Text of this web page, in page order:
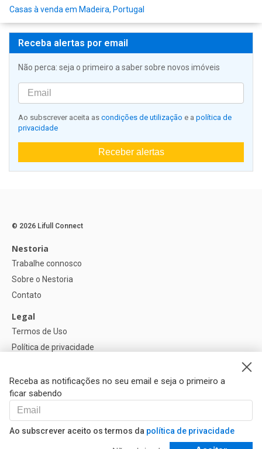
Casas à venda em Madeira, Portugal
Receba alertas por email
Não perca: seja o primeiro a saber sobre novos imóveis
Ao subscrever aceita as condições de utilização e a política de
privacidade
Receber alertas
Receba as notificações no seu email e seja o primeiro a
ficar sabendo
Ao subscrever aceito os termos da política de privacidade
© 2026 Lifull Connect
Nestoria
Trabalhe connosco
Sobre o Nestoria
Contato
Legal
Termos de Uso
Política de privacidade
Configurações de cookies
Ajuda
FAQ
Nossos Parceiros